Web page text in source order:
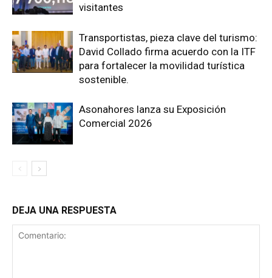
visitantes
Transportistas, pieza clave del turismo:
David Collado firma acuerdo con la ITF
para fortalecer la movilidad turística
sostenible.
Asonahores lanza su Exposición
Comercial 2026
DEJA UNA RESPUESTA